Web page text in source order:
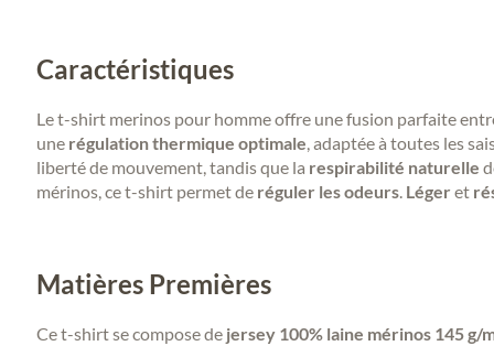
Caractéristiques
Le t-shirt merinos pour homme offre une fusion parfaite
une régulation thermique optimale, adaptée à toutes les
liberté de mouvement, tandis que la respirabilité naturelle
mérinos, ce t-shirt permet deréguler les odeurs. Légeret
Matières Premières
Ce t-shirt se compose dejersey 100% laine mérinos 145 g/